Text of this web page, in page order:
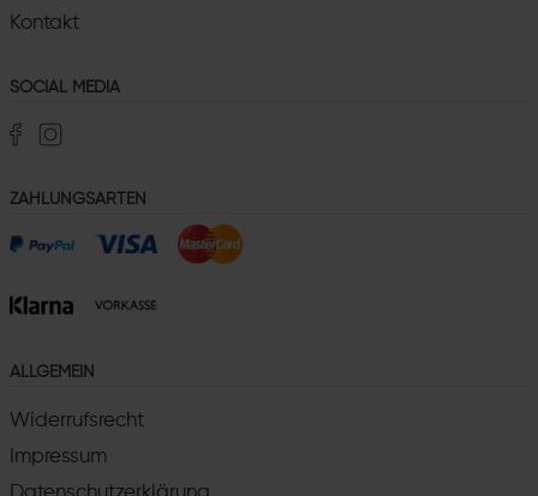
Kontakt
SOCIAL MEDIA
ZAHLUNGSARTEN
ALLGEMEIN
Widerrufsrecht
Impressum